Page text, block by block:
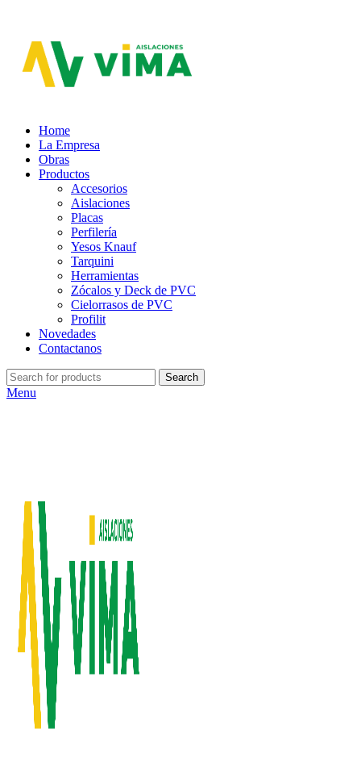
Home
La Empresa
Obras
Productos
Accesorios
Aislaciones
Placas
Perfilería
Yesos Knauf
Tarquini
Herramientas
Zócalos y Deck de PVC
Cielorrasos de PVC
Profilit
Novedades
Contactanos
Search
Menu